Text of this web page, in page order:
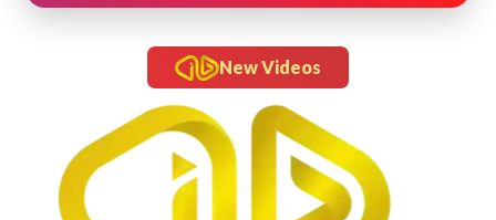
New Videos